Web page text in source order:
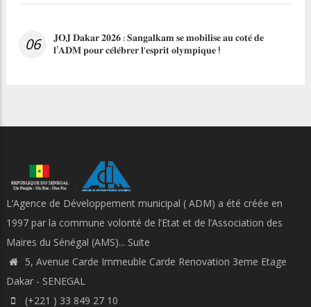
06 𝐉𝐎𝐉 𝐃𝐚𝐤𝐚𝐫 𝟐𝟎𝟐𝟔 : 𝐒𝐚𝐧𝐠𝐚𝐥𝐤𝐚𝐦 𝐬𝐞 𝐦𝐨𝐛𝐢𝐥𝐢𝐬𝐞 𝐚𝐮 𝐜𝐨𝐭𝐞́ 𝐝𝐞
𝐥’𝐀𝐃𝐌 𝐩𝐨𝐮𝐫 𝐜𝐞́𝐥𝐞́𝐛𝐫𝐞𝐫 𝐥'𝐞𝐬𝐩𝐫𝐢𝐭 𝐨𝐥𝐲𝐦𝐩𝐢𝐪𝐮𝐞 !
L’Agence de Développement municipal ( ADM) a été créée en
1997 par la commune volonté de l’Etat et de l’Association des
Maires du Sénégal (AMS)... Suite
5, Avenue Carde Immeuble Carde Renovation 3eme Etage
Dakar - SENEGAL
(+221 ) 33 849 27 10